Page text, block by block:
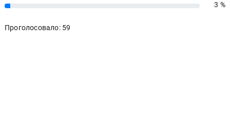
3% 3 %
Проголосовало: 59